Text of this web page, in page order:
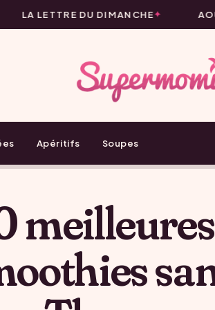
LA LETTRE DU DIMANCHE
Apéritifs Soupes